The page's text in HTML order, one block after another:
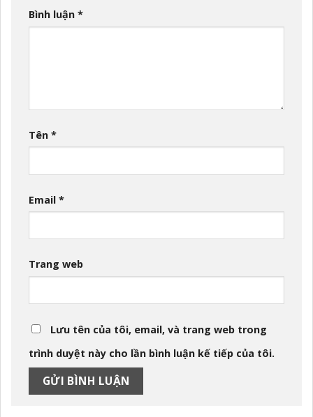
Bình luận *
Tên *
Email *
Trang web
Lưu tên của tôi, email, và trang web trong
trình duyệt này cho lần bình luận kế tiếp của tôi.